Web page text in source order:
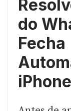
do
Fecha
iPhone